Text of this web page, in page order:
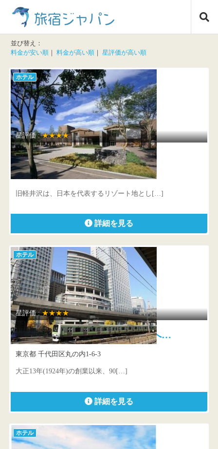
旅宿ジャパン
並び替え：
料金が安い順
｜料金が高い順 ｜星評価が高い順
ホテル
星評価 :★★★★
ホテルハーヴェスト旧軽井沢
長野県 北佐久郡軽井沢町軽井沢1178-493
旧軽井沢は、日本を代表するリゾート地とし[…]
詳細を見る
ホテル
星評価 :★★★★
丸ノ内ホテル 世界のお客様へ…
東京都 千代田区丸の内1-6-3
大正13年(1924年)の創業以来、90[…]
詳細を見る
ホテル